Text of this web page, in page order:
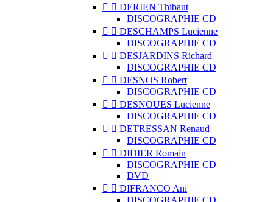
  DERIEN Thibaut
DISCOGRAPHIE CD
  DESCHAMPS Lucienne
DISCOGRAPHIE CD
  DESJARDINS Richard
DISCOGRAPHIE CD
  DESNOS Robert
DISCOGRAPHIE CD
  DESNOUES Lucienne
DISCOGRAPHIE CD
  DETRESSAN Renaud
DISCOGRAPHIE CD
  DIDIER Romain
DISCOGRAPHIE CD
DVD
  DIFRANCO Ani
DISCOGRAPHIE CD